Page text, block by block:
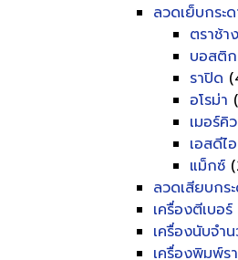
ลวดเย็บกระ
ตราช้าง
บอสติก
ราปิด
อโรม่า
เมอร์คิว
เอสดีไอ
แม็กซ์
ลวดเสียบกร
เครื่องตีเบอ
เครื่องนับจำ
เครื่องพิมพ์ร